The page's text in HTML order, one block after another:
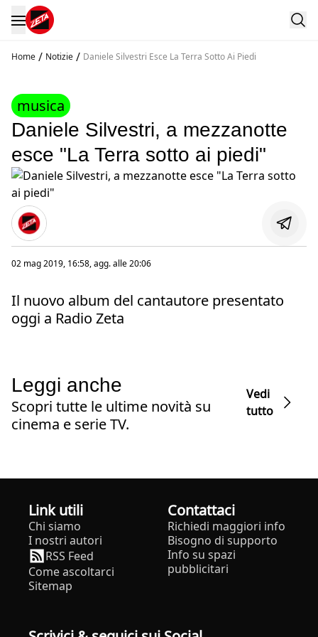
Home / Notizie / Daniele Silvestri Esce La Terra Sotto Ai Piedi
musica
Daniele Silvestri, a mezzanotte
esce "La Terra sotto ai piedi"
02 mag 2019, 16:58, agg. alle20:06
Il nuovo album del cantautore presentato
oggi a Radio Zeta
Leggi anche
Scopri tutte le ultime novità su
cinema e serie TV.
Vedi
tutto
Link utili
Chi siamo
I nostri autori
RSS Feed
Come ascoltarci
Sitemap
Contattaci
Richiedi maggiori info
Bisogno di supporto
Info su spazi
pubblicitari